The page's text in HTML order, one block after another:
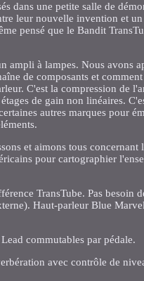
dans une petite salle de
leur nouvelle invention et
pensé que le Bandit
ampli à lampes. Nous avons
de composants et
C'est la compression de
de gain non linéaires.
autres marques pour
et aimons tous concernant
pour cartographier
TransTube. Pas besoin
Haut-parleur Blue
commutables par pédale.
avec contrôle de